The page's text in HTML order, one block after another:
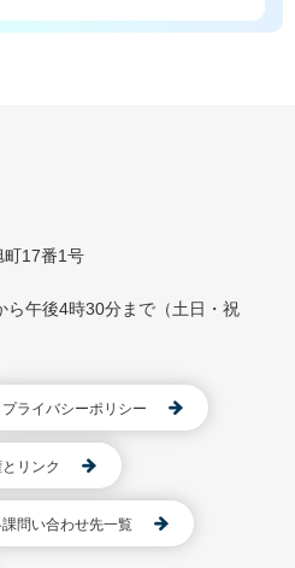
17番1号
ら午後4時30分まで（土日・祝
プライバシーポリシー
リンク
問い合わせ先一覧